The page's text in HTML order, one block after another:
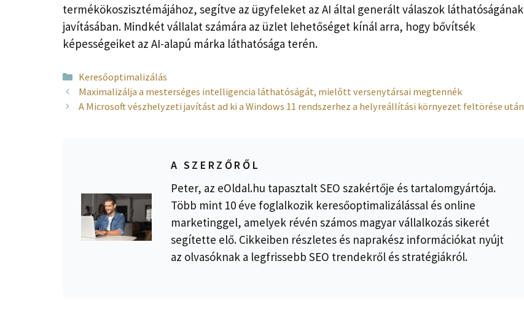
termékökoszisztémájához, segítve az ügyfeleket az AI által generált válaszok láthatóságának
javításában. Mindkét vállalat számára az üzlet lehetőséget kínál arra, hogy bővítsék
képességeiket az AI-alapú márka láthatósága terén.
Kategória
Keresőoptimalizálás
Maximalizálja a mesterséges intelligencia láthatóságát, mielőtt versenytársai megtennék
A Microsoft vészhelyzeti javítást ad ki a Windows 11 rendszerhez a helyreállítási környezet feltörése után
A SZERZŐRŐL
Peter, az eOldal.hu tapasztalt SEO szakértője és tartalomgyártója.
Több mint 10 éve foglalkozik keresőoptimalizálással és online
marketinggel, amelyek révén számos magyar vállalkozás sikerét
segítette elő. Cikkeiben részletes és naprakész információkat nyújt
az olvasóknak a legfrissebb SEO trendekről és stratégiákról.